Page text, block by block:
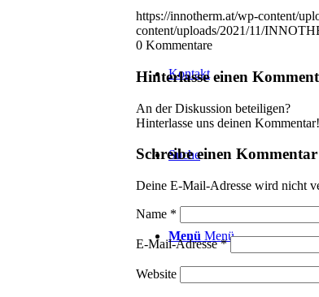
Kontakt
Suche
Menü Menü
https://innotherm.at/wp-content/
content/uploads/2021/11/
0 Kommentare
Hinterlasse einen
An der Diskussion beteiligen?
Hinterlasse uns deinen Kommentar!
Schreibe einen Kommentar
Deine E-Mail-Adresse wird nicht
Name *
E-Mail-Adresse*
Website